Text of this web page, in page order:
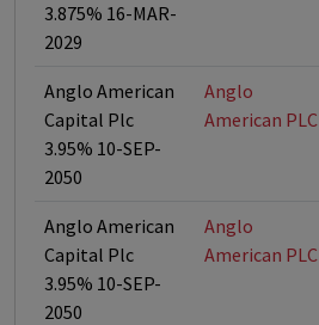
3.875% 16-MAR-
2029
Anglo American
Capital Plc
3.95% 10-SEP-
2050
Anglo
American PLC
Anglo American
Capital Plc
3.95% 10-SEP-
2050
Anglo
American PLC